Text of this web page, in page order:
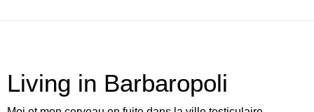
Living in Barbaropoli